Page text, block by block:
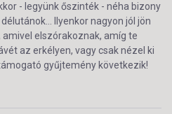
- legyünk őszinték - néha bizony
Ilyenkor nagyon jól jön
elszórakoznak, amíg te
az erkélyen, vagy csak nézel ki
gyűjtemény következik!